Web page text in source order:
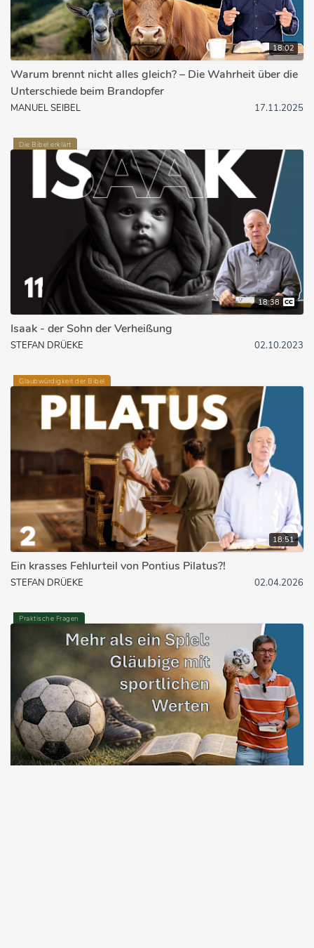
18:02
Warum brennt nicht alles gleich? – Die Wahrheit über die
Unterschiede beim Brandopfer
MANUEL SEIBEL 17.11.2025
Die Bibel erklärt
18:38
Isaak - der Sohn der Verheißung
STEFAN DRÜEKE 02.10.2023
Glaubwürdigkeit der Bibel
18:51
Ein krasses Fehlurteil von Pontius Pilatus?!
STEFAN DRÜEKE 02.04.2026
Praktische Fragen